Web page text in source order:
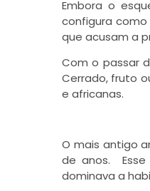
Embora o
configura
que acusam a
Com o passar
Cerrado, fruto
e africanas.
O mais antigo
de anos.
dominava a